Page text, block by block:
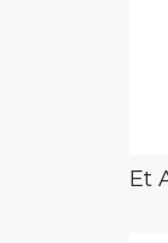
Et